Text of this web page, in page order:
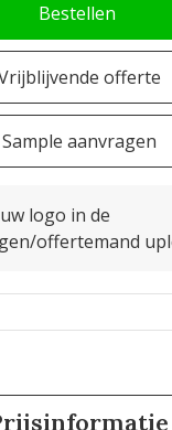
Bestellen
offerte
Sample aanvragen
logo in de
offertemand